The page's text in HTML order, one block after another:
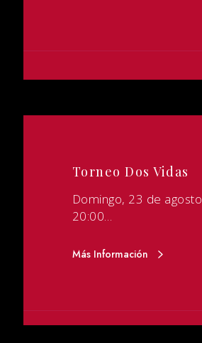
Torneo Dos Vidas
Domingo, 23 de agosto
20:00…
Más Información